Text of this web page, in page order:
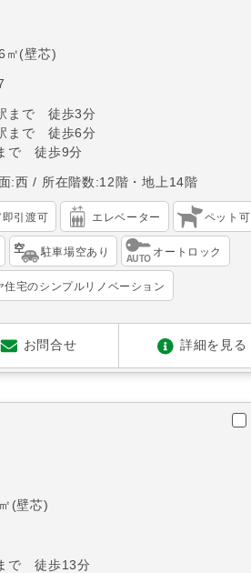
㎡(壁芯)
まで 徒歩3分
まで 徒歩6分
で 徒歩9分
:西 所在階数:12階・地上14階
即引渡可 エレベーター ペット可
駐車場空あり オートロック
住宅のシンプルリノベーション
お問合せ 詳細を見る
(壁芯)
で 徒歩13分